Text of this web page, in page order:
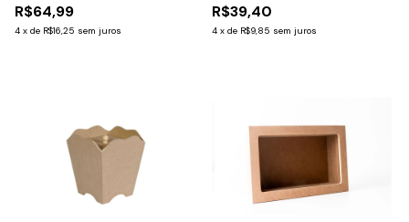
R$64,99
4 x de R$16,25 sem juros
R$39,40
4 x de R$9,85 sem juros